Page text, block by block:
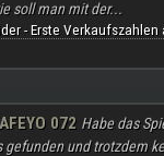
soll man mit der...
- Erste
072 Habe das
und trotzdem